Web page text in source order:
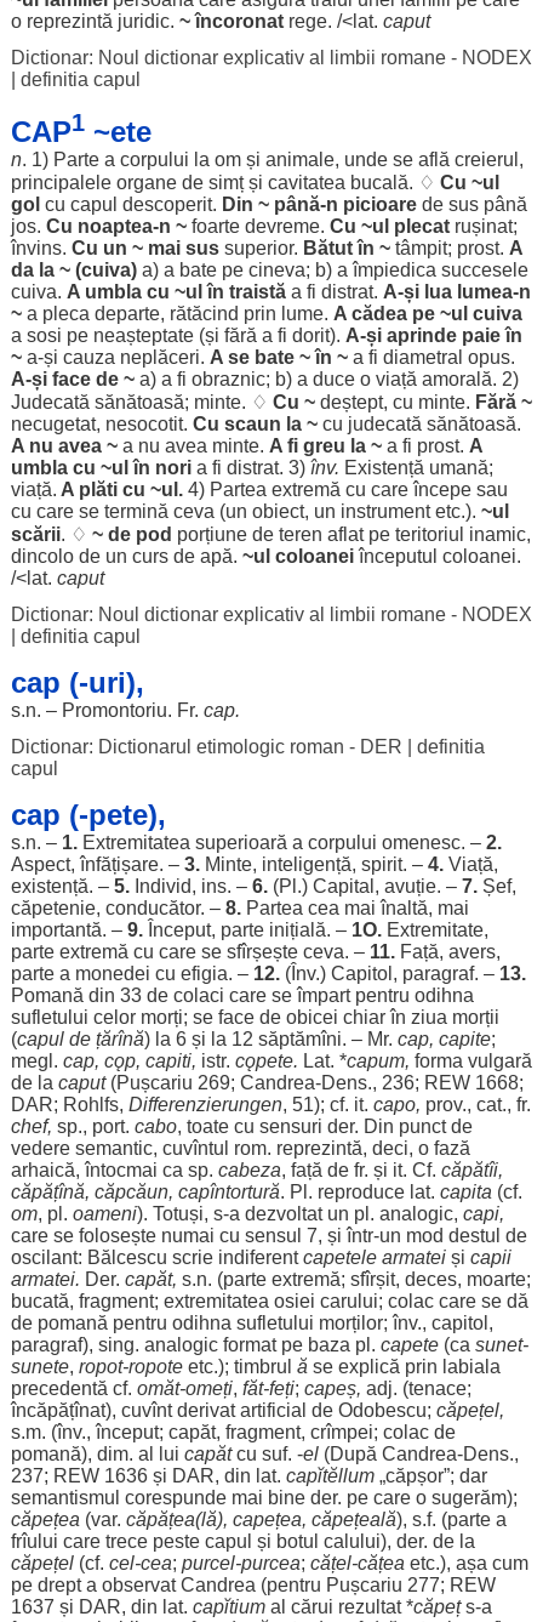
o reprezintă juridic. ~încoronat rege. /<lat. caput
Dictionar: Noul dictionar explicativ al limbii romane - NODEX
definitia capul
CAP1~ete
n. 1) Partea corpului la omși animale, unde se află creierul ,
principalele organede simțși cavitatea bucală. ♢ Cu ~ul
gol cu capul descoperit. Din ~ până-n picioarede suspână
jos. Cu noaptea-n ~ foarte devreme. Cu ~ul plecat rușinat;
învins. Cu un ~ mai sus superior. Bătutîn ~ tâmpit; prost. A
da la ~ (cuiva)a) a batepe cineva; b) aîmpiedica succesele
cuiva. A umblacu ~ul în traistăa fi distrat. A-și lua lumea-n
~a pleca departe, rătăcind prin lume. A cădeape ~ul cuiva
a sosi pe neașteptate(și fără a fi dorit). A-și aprinde paieîn
~ a-și cauza neplăceri. A se bate~ în ~ a fi diametral opus.
A-și facede ~ a) a fi obraznic; b) a duceo viață amorală. 2)
Judecată sănătoasă; minte. ♢ Cu ~ deștept, cu minte. Fără~
necugetat, nesocotit. Cu scaun la ~ cu judecată sănătoasă.
A nu avea ~ a nu avea minte. A fi greu la ~ a fi prost. A
umblacu ~ul în nori a fi distrat. 3) înv. Existență umană;
viață. A plăticu ~ul.4) Partea extremă cu careîncepesau
cu care se termină ceva (un obiect, un instrumentetc.). ~ul
scării. ♢ ~ de pod porțiunede teren aflatpe teritoriul inamic,
dincolode un cursde apă. ~ul coloanei începutul coloanei.
/<lat. caput
Dictionar: Noul dictionar explicativ al limbii romane - NODEX
definitia capul
cap (-uri),
s.n. – Promontoriu. Fr. cap.
Dictionar: Dictionarul etimologic roman - DER
definitia
capul
cap (-pete),
s.n. – 1. Extremitatea superioară a corpului omenesc. – 2.
Aspect,înfățișare. – 3. Minte, inteligență, spirit. – 4. Viață,
existență. – 5. Individ, ins. – 6.(Pl.) Capital , avuție. – 7. Șef,
căpetenie, conducător. – 8. Partea cea maiînaltă, mai
importantă. – 9. Început, parte inițială. – 1O. Extremitate,
parte extremă cu care se sfîrșește ceva. – 11. Față, avers,
partea monedei cu efigia. – 12.(Înv.) Capitol , paragraf. – 13.
Pomană din 33 de colaci care seîmpart pentru odihna
sufletului celor morți; se facede obicei chiarîn ziua morții
(capul de țărînă) la 6 și la 12 săptămîni. – Mr. cap, capite;
megl. cap, cǫp, capiti, istr. cǫpete. Lat. *capum, forma vulgară
de la caput(Pușcariu 269; Candrea-Dens., 236; REW 1668;
DAR; Rohlfs, Differenzierungen, 51); cf. it. capo, prov., cat., fr.
chef, sp., port. cabo, toate cu sensuri der. Din punctde
vedere semantic, cuvîntul rom. reprezintă, deci, o fază
arhaică,întocmai ca sp. cabeza, față de fr. și it. Cf. căpătîi,
căpățînă, căpcăun, capîntortură. Pl. reproducelat. capita (cf.
om, pl. oameni). Totuși, s-a dezvoltatun pl. analogic, capi,
care se folosește numai cu sensul 7, și într-un mod destul de
oscilant: Bălcescu scrie indiferent capetele armateiși capii
armatei. Der. capăt, s.n. (parte extremă; sfîrșit, deces, moarte;
bucată, fragment; extremitatea osiei carului; colaccare se dă
de pomană pentru odihna sufletului morților; înv., capitol ,
paragraf), sing. analogic formatpe baza pl. capete(ca sunet-
sunete, ropot-ropoteetc.); timbrul ă se explică prin labiala
precedentă cf. omăt-omeți, făt-feți; capeș, adj. (tenace;
încăpățînat), cuvîntderivat artificial de Odobescu; căpețel,
s.m. (înv.,început; capăt, fragment, crîmpei; colacde
pomană), dim. al lui capătcu suf. -el(După Candrea-Dens.,
237; REW 1636 și DAR, din lat. capĭtĕllum„căpșor”; dar
semantismul corespundemai bineder. pe care o sugerăm);
căpețea (var. căpățea(lă), capețea, căpețeală), s.f. (partea
frîului care trece pestecapul și botul calului), der. de la
căpețel(cf. cel-cea; purcel-purcea; cățel-cățea etc.), așa cum
pe drepta observat Candrea (pentru Pușcariu 277; REW
1637 și DAR, din lat. capĭtiumal cărui rezultat*căpețs-a